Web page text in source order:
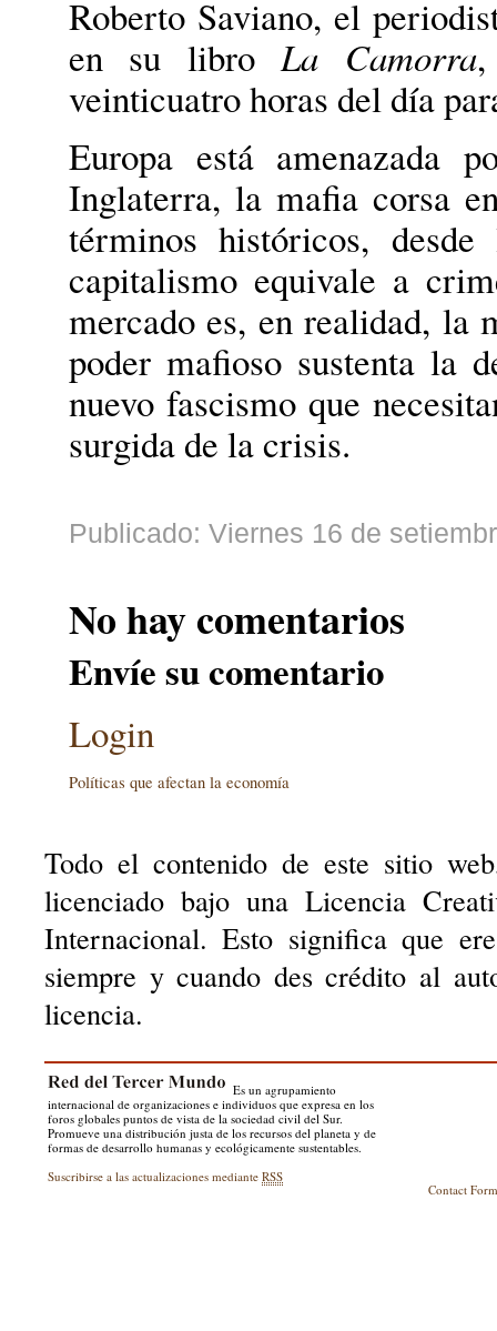
Roberto Saviano, el
en su libroLa Camorra,
veinticuatro horas del día
Europa está amenazada
Inglaterra, la mafia corsa
términos históricos,
capitalismo equivale a
mercado es, en realidad, la
poder mafioso sustenta la
nuevo fascismo que
surgida de la crisis.
Publicado: Viernes 16 de
No hay comentarios
Envíe su comentario
Login
Políticas que afectan la economía
Todo el contenido de este sitio
licenciado bajo una Licencia
Internacional. Esto significa que
siempre y cuando des crédito al
licencia.
Es un agrupamiento
internacional de organizaciones e individuos que expresa en los
foros globales puntos de vista de la sociedad civil del Sur.
Promueve una distribución justa de los recursos del planeta y de
formas de desarrollo humanas y ecológicamente sustentables.
Suscribirse a las actualizaciones medianteRSS
Contact Form